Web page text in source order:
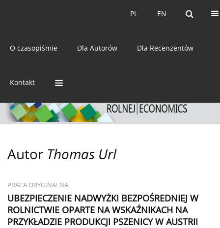
EN
PL EN
PL
O czasopiśmie Dla Autorów Dla Recenzentów
Kontakt
ISSN: 0044-1600
Autor Thomas Url
PRACA ORYGINALNA
UBEZPIECZENIE NADWYŻKI BEZPOŚREDNIEJ W
ROLNICTWIE OPARTE NA WSKAŹNIKACH NA
PRZYKŁADZIE PRODUKCJI PSZENICY W AUSTRII